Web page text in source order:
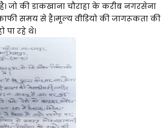
जो की डाकखाना चौराहा के करीब नगरसेना
समय से है।मूल्य वीडियो की जागरूकता की
रहे थे।